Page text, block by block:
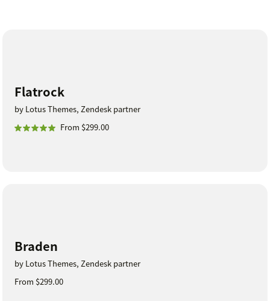
Flatrock
by Lotus Themes, Zendesk partner
From $299.00
Braden
by Lotus Themes, Zendesk partner
From $299.00